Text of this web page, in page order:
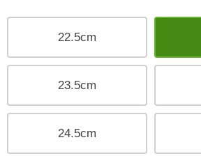
22.5cm
23.5cm
24.5cm